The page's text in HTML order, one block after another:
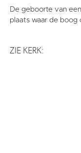
De geboorte van
plaats waar de
ZIE KERK: